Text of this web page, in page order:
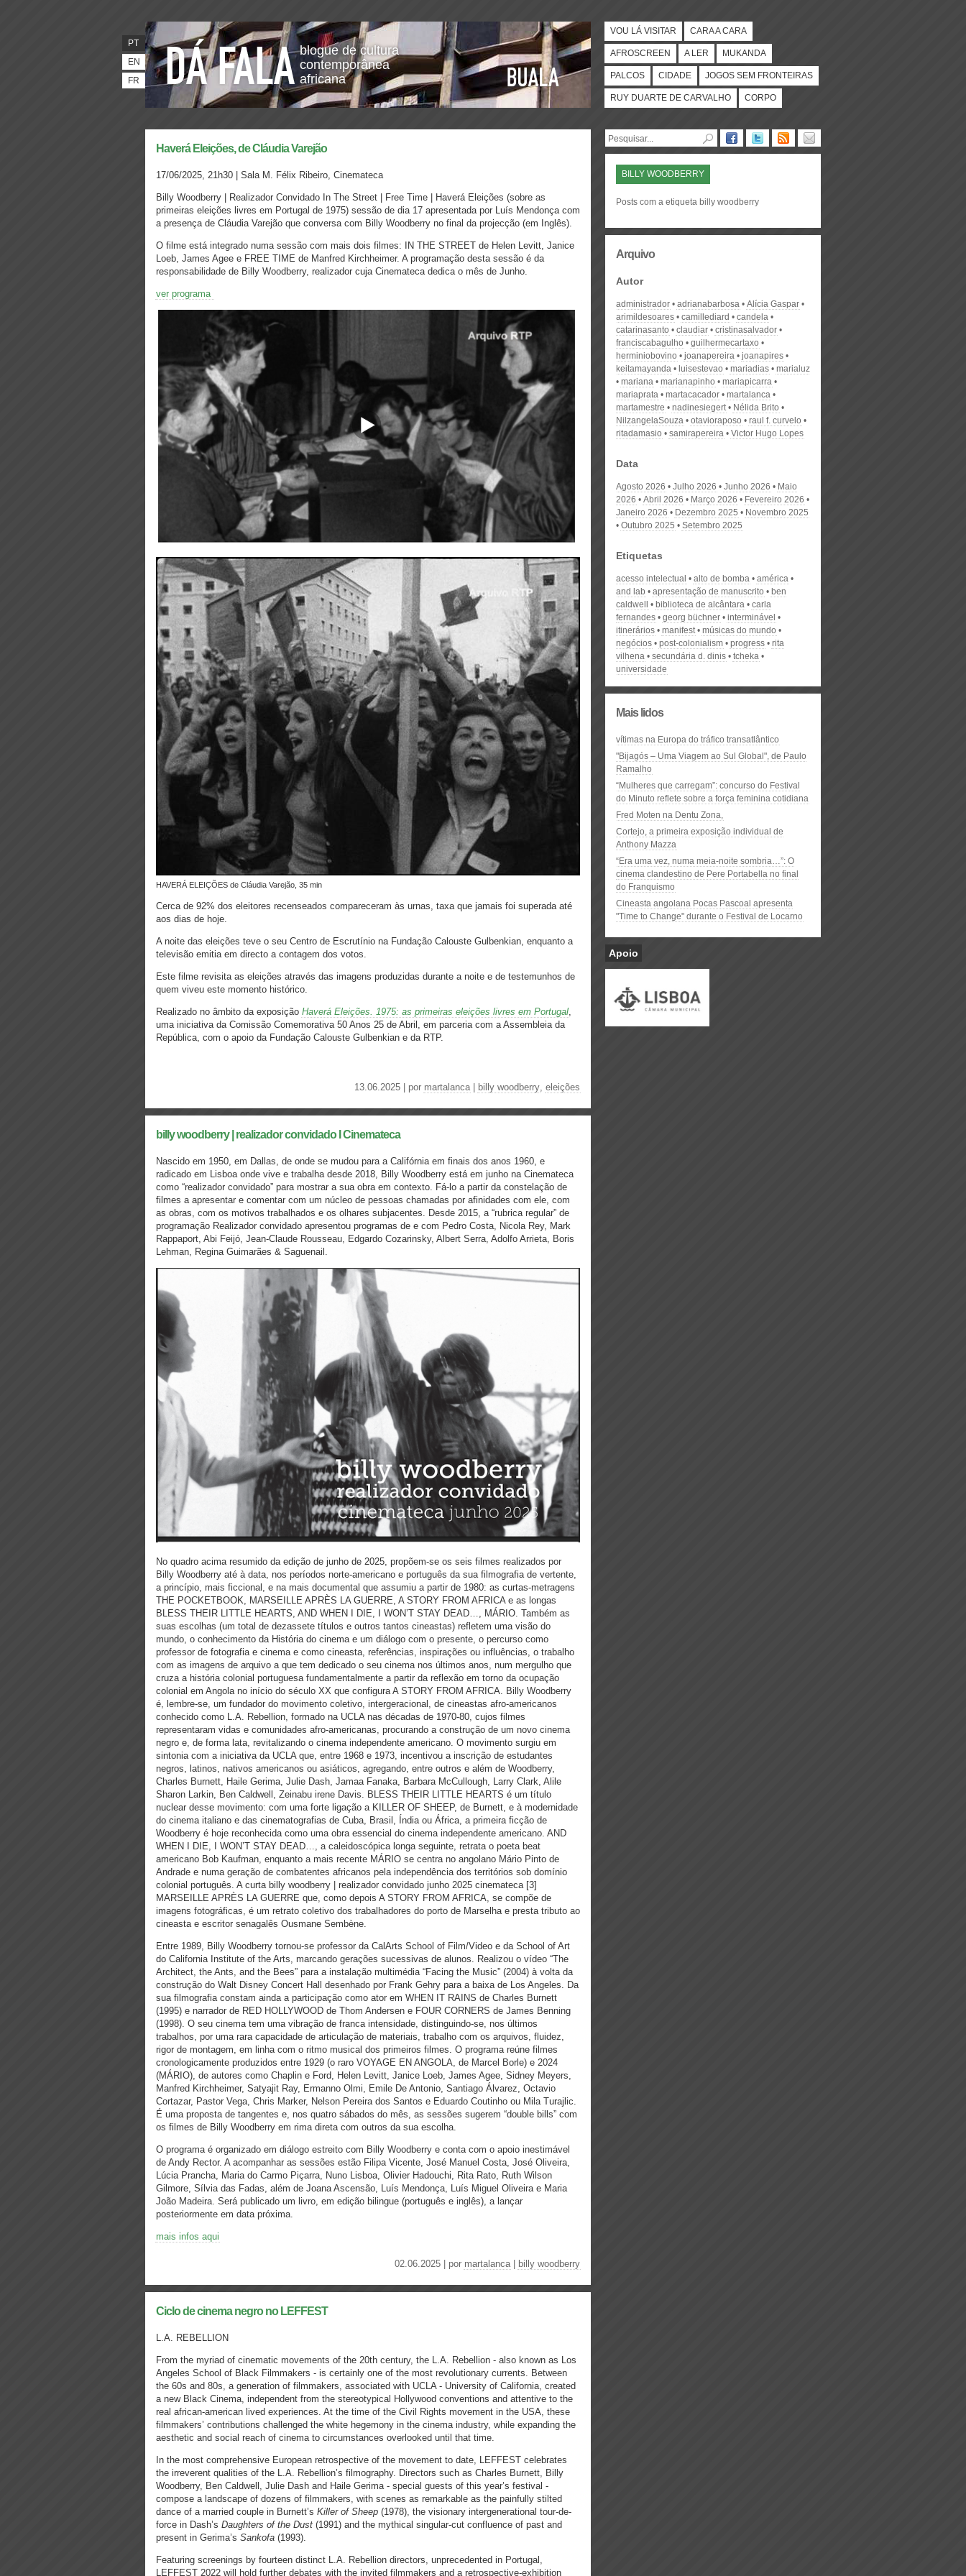
blogue de cultura
contemporânea
africana
PT
EN
FR
VOU LÁ VISITAR CARA A CARA
AFROSCREEN A LER MUKANDA
PALCOS CIDADE JOGOS SEM FRONTEIRAS
RUY DUARTE DE CARVALHO CORPO
Haverá Eleições, de Cláudia Varejão
17/06/2025, 21h30 | Sala M. Félix Ribeiro, Cinemateca
Billy Woodberry | Realizador Convidado In The Street | Free Time | Haverá Eleições (sobre as
primeiras eleições livres em Portugal de 1975) sessão de dia 17 apresentada por Luís Mendonça com
a presença de Cláudia Varejão que conversa com Billy Woodberry no final da projecção (em Inglês).
O filme está integrado numa sessão com mais dois filmes: IN THE STREET de Helen Levitt, Janice
Loeb, James Agee e FREE TIME de Manfred Kirchheimer. A programação desta sessão é da
responsabilidade de Billy Woodberry, realizador cuja Cinemateca dedica o mês de Junho.
ver programa
HAVERÁ ELEIÇÕES de Cláudia Varejão, 35 min
Cerca de 92% dos eleitores recenseados compareceram às urnas, taxa que jamais foi superada até
aos dias de hoje.
A noite das eleições teve o seu Centro de Escrutínio na Fundação Calouste Gulbenkian, enquanto a
televisão emitia em directo a contagem dos votos.
Este filme revisita as eleições através das imagens produzidas durante a noite e de testemunhos de
quem viveu este momento histórico.
Realizado no âmbito da exposição Haverá Eleições. 1975: as primeiras eleições livres em Portugal,
uma iniciativa da Comissão Comemorativa 50 Anos 25 de Abril, em parceria com a Assembleia da
República, com o apoio da Fundação Calouste Gulbenkian e da RTP.
13.06.2025 | por martalanca| billy woodberry, eleições
billy woodberry | realizador convidado I Cinemateca
Nascido em 1950, em Dallas, de onde se mudou para a Califórnia em finais dos anos 1960, e
radicado em Lisboa onde vive e trabalha desde 2018, Billy Woodberry está em junho na Cinemateca
como “realizador convidado” para mostrar a sua obra em contexto. Fá-lo a partir da constelação de
filmes a apresentar e comentar com um núcleo de pessoas chamadas por afinidades com ele, com
as obras, com os motivos trabalhados e os olhares subjacentes. Desde 2015, a “rubrica regular” de
programação Realizador convidado apresentou programas de e com Pedro Costa, Nicola Rey, Mark
Rappaport, Abi Feijó, Jean-Claude Rousseau, Edgardo Cozarinsky, Albert Serra, Adolfo Arrieta, Boris
Lehman, Regina Guimarães & Saguenail.
No quadro acima resumido da edição de junho de 2025, propõem-se os seis filmes realizados por
Billy Woodberry até à data, nos períodos norte-americano e português da sua filmografia de vertente,
a princípio, mais ficcional, e na mais documental que assumiu a partir de 1980: as curtas-metragens
THE POCKETBOOK, MARSEILLE APRÈS LA GUERRE, A STORY FROM AFRICA e as longas
BLESS THEIR LITTLE HEARTS, AND WHEN I DIE, I WON’T STAY DEAD…, MÁRIO. Também as
suas escolhas (um total de dezassete títulos e outros tantos cineastas) refletem uma visão do
mundo, o conhecimento da História do cinema e um diálogo com o presente, o percurso como
professor de fotografia e cinema e como cineasta, referências, inspirações ou influências, o trabalho
com as imagens de arquivo a que tem dedicado o seu cinema nos últimos anos, num mergulho que
cruza a história colonial portuguesa fundamentalmente a partir da reflexão em torno da ocupação
colonial em Angola no início do século XX que configura A STORY FROM AFRICA. Billy Woodberry
é, lembre-se, um fundador do movimento coletivo, intergeracional, de cineastas afro-americanos
conhecido como L.A. Rebellion, formado na UCLA nas décadas de 1970-80, cujos filmes
representaram vidas e comunidades afro-americanas, procurando a construção de um novo cinema
negro e, de forma lata, revitalizando o cinema independente americano. O movimento surgiu em
sintonia com a iniciativa da UCLA que, entre 1968 e 1973, incentivou a inscrição de estudantes
negros, latinos, nativos americanos ou asiáticos, agregando, entre outros e além de Woodberry,
Charles Burnett, Haile Gerima, Julie Dash, Jamaa Fanaka, Barbara McCullough, Larry Clark, Alile
Sharon Larkin, Ben Caldwell, Zeinabu irene Davis. BLESS THEIR LITTLE HEARTS é um título
nuclear desse movimento: com uma forte ligação a KILLER OF SHEEP, de Burnett, e à modernidade
do cinema italiano e das cinematografias de Cuba, Brasil, Índia ou África, a primeira ficção de
Woodberry é hoje reconhecida como uma obra essencial do cinema independente americano. AND
WHEN I DIE, I WON’T STAY DEAD…, a caleidoscópica longa seguinte, retrata o poeta beat
americano Bob Kaufman, enquanto a mais recente MÁRIO se centra no angolano Mário Pinto de
Andrade e numa geração de combatentes africanos pela independência dos territórios sob domínio
colonial português. A curta billy woodberry | realizador convidado junho 2025 cinemateca [3]
MARSEILLE APRÈS LA GUERRE que, como depois A STORY FROM AFRICA, se compõe de
imagens fotográficas, é um retrato coletivo dos trabalhadores do porto de Marselha e presta tributo ao
cineasta e escritor senagalês Ousmane Sembène.
Entre 1989, Billy Woodberry tornou-se professor da CalArts School of Film/Video e da School of Art
do California Institute of the Arts, marcando gerações sucessivas de alunos. Realizou o vídeo “The
Architect, the Ants, and the Bees” para a instalação multimédia “Facing the Music” (2004) à volta da
construção do Walt Disney Concert Hall desenhado por Frank Gehry para a baixa de Los Angeles. Da
sua filmografia constam ainda a participação como ator em WHEN IT RAINS de Charles Burnett
(1995) e narrador de RED HOLLYWOOD de Thom Andersen e FOUR CORNERS de James Benning
(1998). O seu cinema tem uma vibração de franca intensidade, distinguindo-se, nos últimos
trabalhos, por uma rara capacidade de articulação de materiais, trabalho com os arquivos, fluidez,
rigor de montagem, em linha com o ritmo musical dos primeiros filmes. O programa reúne filmes
cronologicamente produzidos entre 1929 (o raro VOYAGE EN ANGOLA, de Marcel Borle) e 2024
(MÁRIO), de autores como Chaplin e Ford, Helen Levitt, Janice Loeb, James Agee, Sidney Meyers,
Manfred Kirchheimer, Satyajit Ray, Ermanno Olmi, Emile De Antonio, Santiago Álvarez, Octavio
Cortazar, Pastor Vega, Chris Marker, Nelson Pereira dos Santos e Eduardo Coutinho ou Mila Turajlic.
É uma proposta de tangentes e, nos quatro sábados do mês, as sessões sugerem “double bills” com
os filmes de Billy Woodberry em rima direta com outros da sua escolha.
O programa é organizado em diálogo estreito com Billy Woodberry e conta com o apoio inestimável
de Andy Rector. A acompanhar as sessões estão Filipa Vicente, José Manuel Costa, José Oliveira,
Lúcia Prancha, Maria do Carmo Piçarra, Nuno Lisboa, Olivier Hadouchi, Rita Rato, Ruth Wilson
Gilmore, Sílvia das Fadas, além de Joana Ascensão, Luís Mendonça, Luís Miguel Oliveira e Maria
João Madeira. Será publicado um livro, em edição bilingue (português e inglês), a lançar
posteriormente em data próxima.
mais infos aqui
02.06.2025 | por martalanca| billy woodberry
Ciclo de cinema negro no LEFFEST
L.A. REBELLION
From the myriad of cinematic movements of the 20th century, the L.A. Rebellion - also known as Los
Angeles School of Black Filmmakers - is certainly one of the most revolutionary currents. Between
the 60s and 80s, a generation of filmmakers, associated with UCLA - University of California, created
a new Black Cinema, independent from the stereotypical Hollywood conventions and attentive to the
real african-american lived experiences. At the time of the Civil Rights movement in the USA, these
filmmakers’ contributions challenged the white hegemony in the cinema industry, while expanding the
aesthetic and social reach of cinema to circumstances overlooked until that time.
In the most comprehensive European retrospective of the movement to date, LEFFEST celebrates
the irreverent qualities of the L.A. Rebellion’s filmography. Directors such as Charles Burnett, Billy
Woodberry, Ben Caldwell, Julie Dash and Haile Gerima - special guests of this year’s festival -
compose a landscape of dozens of filmmakers, with scenes as remarkable as the painfully stilted
dance of a married couple in Burnett’s Killer of Sheep (1978), the visionary intergenerational tour-de-
force in Dash’s Daughters of the Dust (1991) and the mythical singular-cut confluence of past and
present in Gerima’s Sankofa (1993).
Featuring screenings by fourteen distinct L.A. Rebellion directors, unprecedented in Portugal,
LEFFEST 2022 will hold further debates with the invited filmmakers and a retrospective-exhibition
BILLY WOODBERRY
Posts com a etiqueta billy woodberry
Arquivo
Autor
administrador adrianabarbosa
Alícia Gaspar
arimildesoares
camillediard
candela
catarinasanto
claudiar
cristinasalvador
franciscabagulho
guilhermecartaxo
herminiobovino
joanapereira
joanapires
keitamayanda
luisestevao mariadias
marialuz
mariana
marianapinho
mariapicarra
mariaprata
martacacador
martalanca
martamestre
nadinesiegert
Nélida Brito
NilzangelaSouza
otavioraposo
raul f. curvelo
ritadamasio
samirapereira Victor Hugo Lopes
Data
Agosto 2026 Julho 2026 Junho 2026
Maio
2026
Abril 2026 Março 2026
Fevereiro 2026
Janeiro 2026
Dezembro 2025
Novembro 2025
Outubro 2025
Setembro 2025
Etiquetas
acesso intelectual alto de bomba
américa
and lab
apresentação de manuscrito
ben
caldwell
biblioteca de alcântara
carla
fernandes
georg büchner
interminável
itinerários
manifest
músicas do mundo
negócios
post-colonialism progress
rita
vilhena
secundária d. dinis
tcheka
universidade
Mais lidos
vítimas na Europa do tráfico transatlântico
"Bijagós – Uma Viagem ao Sul Global", de Paulo
Ramalho
“Mulheres que carregam”: concurso do Festival
do Minuto reflete sobre a força feminina cotidiana
Fred Moten na Dentu Zona,
Cortejo, a primeira exposição individual de
Anthony Mazza
“Era uma vez, numa meia-noite sombria…”: O
cinema clandestino de Pere Portabella no final
do Franquismo
Cineasta angolana Pocas Pascoal apresenta
"Time to Change" durante o Festival de Locarno
Apoio